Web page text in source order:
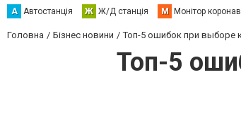
А Автостанція Ж Ж/Д станція М Монітор
Головна Бізнес новини Топ-5 ошибок при выборе
Топ-5